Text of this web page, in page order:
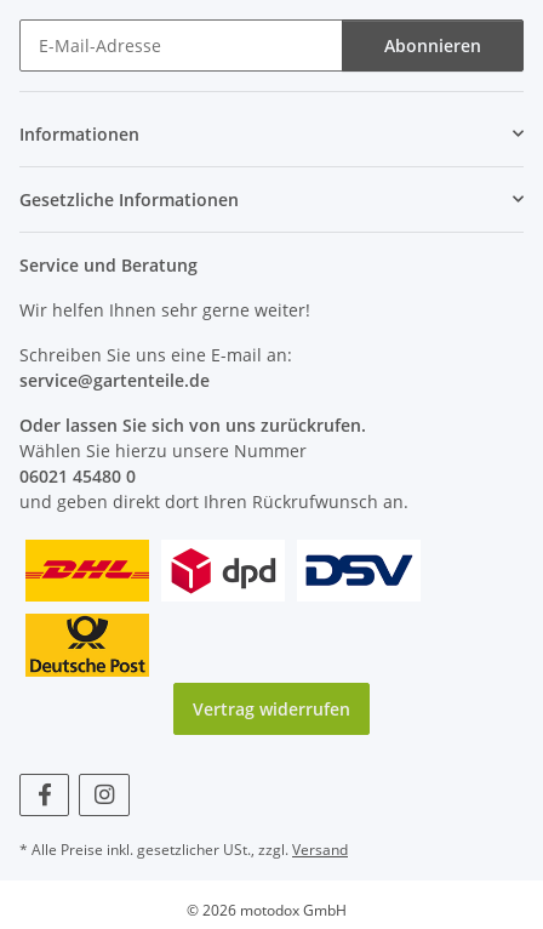
Abonnieren
Informationen
Gesetzliche Informationen
Service und Beratung
Wir helfen Ihnen sehr gerne weiter!
Schreiben Sie uns eine E-mail an:
service@gartenteile.de
Oder lassen Sie sich von uns zurückrufen.
Wählen Sie hierzu unsere Nummer
06021 45480 0
und geben direkt dort Ihren Rückrufwunsch an.
Vertrag widerrufen
* Alle Preise inkl. gesetzlicher USt., zzgl.Versand
© 2026 motodox GmbH